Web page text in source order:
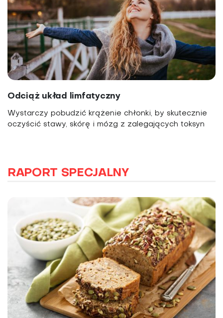
Odciąż układ limfatyczny
Wystarczy pobudzić krążenie chłonki, by skutecznie
oczyścić stawy, skórę i mózg z zalegających toksyn
RAPORT SPECJALNY